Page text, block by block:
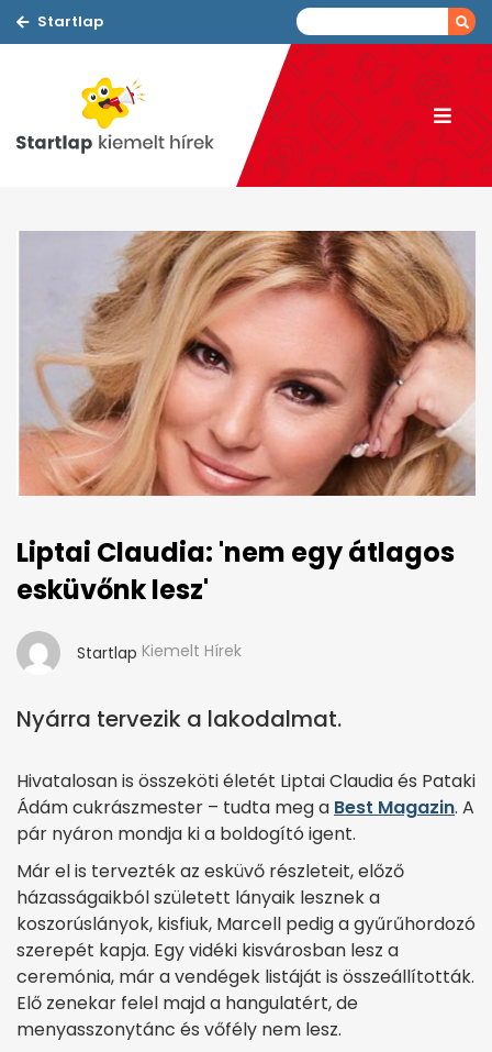
Startlap
Liptai Claudia: 'nem egy átlagos
esküvőnk lesz'
Startlap Kiemelt Hírek
Nyárra tervezik a lakodalmat.
Hivatalosan is összeköti életét Liptai Claudia és Pataki
Ádám cukrászmester – tudta meg a Best Magazin. A
pár nyáron mondja ki a boldogító igent.
Már el is tervezték az esküvő részleteit, előző
házasságaikból született lányaik lesznek a
koszorúslányok, kisfiuk, Marcell pedig a gyűrűhordozó
szerepét kapja. Egy vidéki kisvárosban lesz a
ceremónia, már a vendégek listáját is összeállították.
Elő zenekar felel majd a hangulatért, de
menyasszonytánc és vőfély nem lesz.